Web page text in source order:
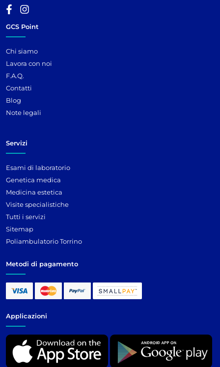
GCS Point
Chi siamo
Lavora con noi
F.A.Q.
Contatti
Blog
Note legali
Servizi
Esami di laboratorio
Genetica medica
Medicina estetica
Visite specialistiche
Tutti i servizi
Sitemap
Poliambulatorio Torrino
Metodi di pagamento
Applicazioni